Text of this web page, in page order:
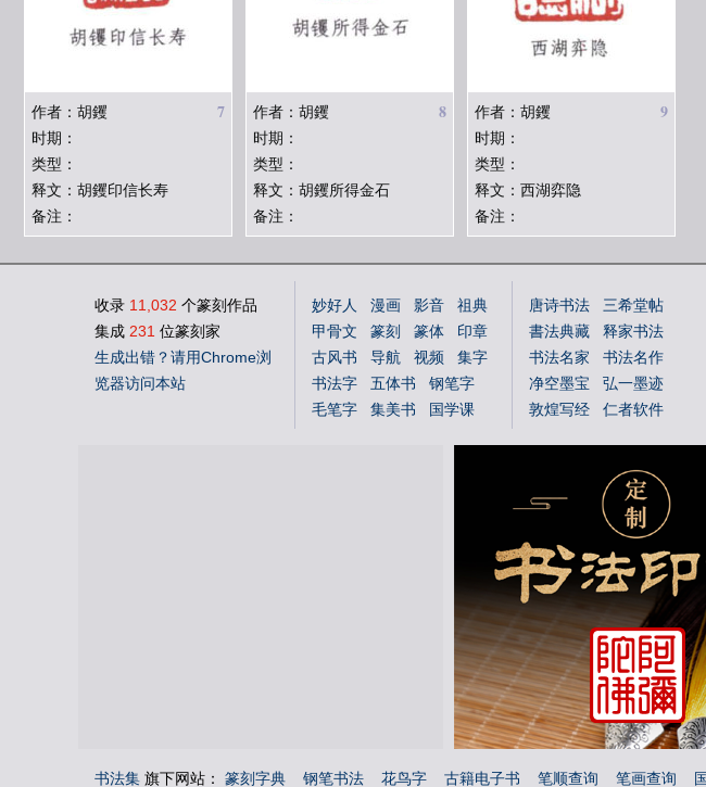
7
作者：胡钁
时期：
类型：
释文：胡钁印信长寿
备注：
8
作者：胡钁
时期：
类型：
释文：胡钁所得金石
备注：
9
作者：胡钁
时期：
类型：
释文：西湖弈隐
备注：
收录 11,032 个篆刻作品
集成 231 位篆刻家
生成出错？请用Chrome浏
览器访问本站
妙好人 漫画 影音
祖典
甲骨文
篆刻 篆体
印章
古风书
导航 视频
集字
书法字
五体书
钢笔字
毛笔字
集美书
国学课
唐诗书法
三希堂帖
書法典藏
释家书法
书法名家
书法名作
净空墨宝
弘一墨迹
敦煌写经
仁者软件
金文字典
书法年表
百福图
姓氏图腾
百佛图
朝代年表
本机字
文物鉴赏
书法集 旗下网站： 篆刻字典 钢笔书法 花鸟字 古籍电子书 笔顺查询 笔画查询